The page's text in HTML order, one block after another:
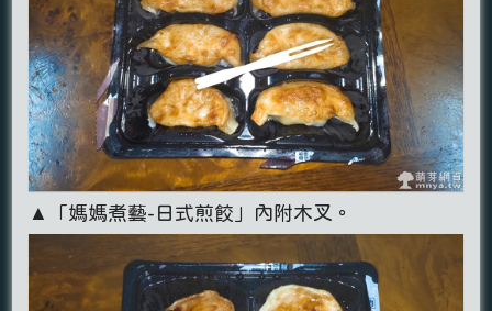
▲「媽媽煮藝-日式煎餃」內附木叉。